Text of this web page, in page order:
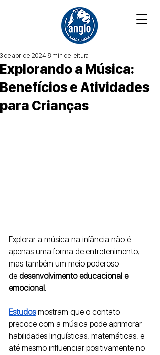
Explorando a Música:
Benefícios e Atividades
para Crianças
3 de abr. de 2024 8 min de leitura
Explorar a música na infância não é
apenas uma forma de entretenimento,
mas também um meio poderoso
de desenvolvimento educacional e
emocional.
Estudos mostram que o contato
precoce com a música pode aprimorar
habilidades linguísticas, matemáticas, e
até mesmo influenciar positivamente no